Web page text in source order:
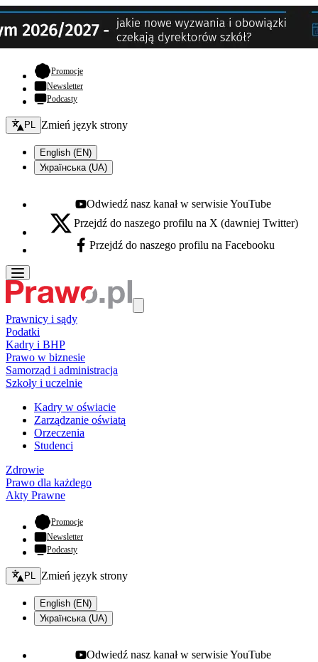
Promocje- otwiera się w nowej karcie
Newsletter
Podcasty
Zmień język - bieżący:
PL Zmień język strony
English (EN)
Українська (UA)
Youtube - otwiera się w nowej karcie
Odwiedź nasz kanał w serwisie YouTube
X - otwiera się w nowej karcie
Przejdź do naszego profilu na X (dawniej Twitter)
Facebook - otwiera się w nowej karcie
Przejdź do naszego profilu na Facebooku
Prawnicy i sądy
Podatki
Kadry i BHP
Prawo w biznesie
Samorząd i administracja
Szkoły i uczelnie
Kadry w oświacie
Zarządzanie oświatą
Orzeczenia
Studenci
Zdrowie
Prawo dla każdego
Akty Prawne
Promocje- otwiera się w nowej karcie
Newsletter
Podcasty
Zmień język - bieżący:
PL Zmień język strony
English (EN)
Українська (UA)
Odwiedź nasz kanał w serwisie YouTube